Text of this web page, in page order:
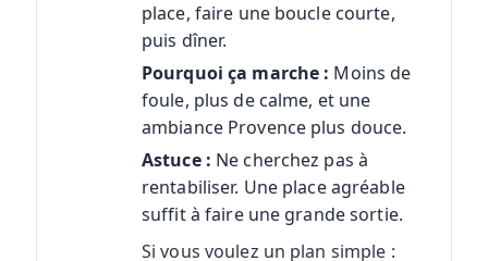
place, faire une boucle courte,
puis dîner.
Pourquoi ça marche : Moins de
foule, plus de calme, et une
ambiance Provence plus douce.
Astuce : Ne cherchez pas à
rentabiliser. Une place agréable
suffit à faire une grande sortie.
Si vous voulez un plan simple :